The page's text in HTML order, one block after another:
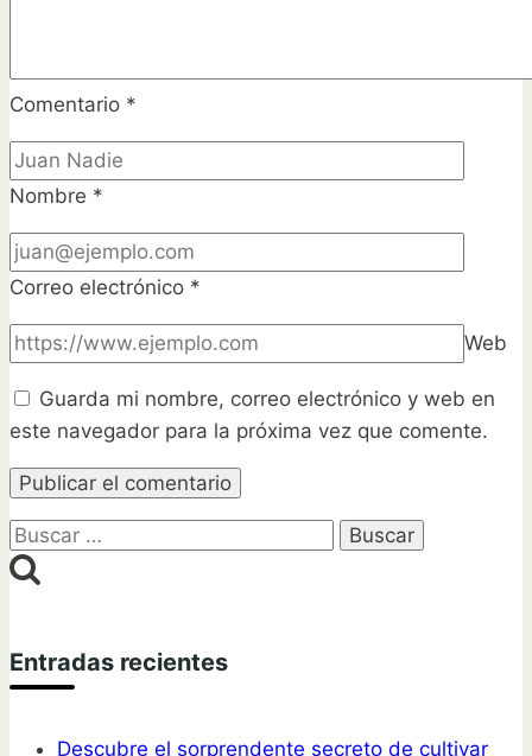
Comentario *
Nombre *
Correo electrónico *
Web
Guarda mi nombre, correo electrónico y web en
este navegador para la próxima vez que comente.
Buscar:
Entradas recientes
Descubre el sorprendente secreto de cultivar